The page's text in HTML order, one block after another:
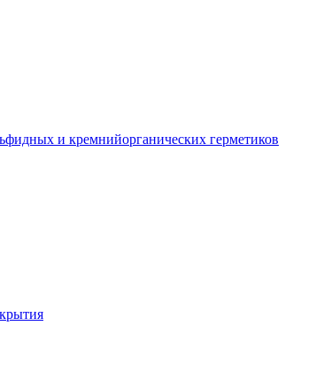
и кремнийорганических герметиков